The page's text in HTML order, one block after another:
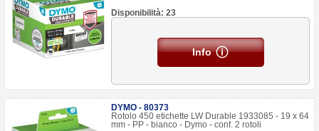
Disponibilità: 23
Info
DYMO - 80373
Rotolo 450 etichette LW Durable 1933085 - 19 x 64
mm - PP - bianco - Dymo - conf. 2 rotoli